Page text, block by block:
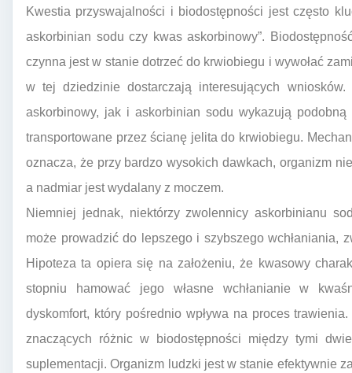
Kwestia przyswajalności i biodostępności jest często
askorbinian sodu czy kwas askorbinowy”.
czynna jest w stanie dotrzeć do krwiobiegu i wywołać
w tej dziedzinie dostarczają interesujących
askorbinowy, jak i askorbinian sodu wykazują
transportowane przez ścianę jelita do krwiobiegu.
oznacza, że przy bardzo wysokich dawkach, organizm
a nadmiar jest wydalany z moczem.
Niemniej jednak, niektórzy zwolennicy askorbinianu
może prowadzić do lepszego i szybszego wchłaniania,
Hipoteza ta opiera się na założeniu, że kwasowy
stopniu hamować jego własne wchłanianie w
dyskomfort, który pośrednio wpływa na proces
znaczących różnic w biodostępności między tymi
suplementacji. Organizm ludzki jest w stanie efektywnie